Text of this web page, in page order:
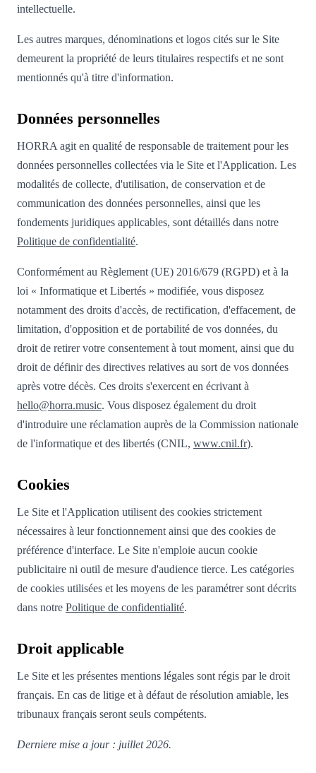
intellectuelle.
Les autres marques, dénominations et logos cités sur le Site
demeurent la propriété de leurs titulaires respectifs et ne sont
mentionnés qu'à titre d'information.
Données personnelles
HORRA agit en qualité de responsable de traitement pour les
données personnelles collectées via le Site et l'Application. Les
modalités de collecte, d'utilisation, de conservation et de
communication des données personnelles, ainsi que les
fondements juridiques applicables, sont détaillés dans notre
Politique de confidentialité.
Conformément au Règlement (UE) 2016/679 (RGPD) et à la
loi « Informatique et Libertés » modifiée, vous disposez
notamment des droits d'accès, de rectification, d'effacement, de
limitation, d'opposition et de portabilité de vos données, du
droit de retirer votre consentement à tout moment, ainsi que du
droit de définir des directives relatives au sort de vos données
après votre décès. Ces droits s'exercent en écrivant à
hello@horra.music. Vous disposez également du droit
d'introduire une réclamation auprès de la Commission nationale
de l'informatique et des libertés (CNIL, www.cnil.fr).
Cookies
Le Site et l'Application utilisent des cookies strictement
nécessaires à leur fonctionnement ainsi que des cookies de
préférence d'interface. Le Site n'emploie aucun cookie
publicitaire ni outil de mesure d'audience tierce. Les catégories
de cookies utilisées et les moyens de les paramétrer sont décrits
dans notre Politique de confidentialité.
Droit applicable
Le Site et les présentes mentions légales sont régis par le droit
français. En cas de litige et à défaut de résolution amiable, les
tribunaux français seront seuls compétents.
Derniere mise a jour : juillet 2026.